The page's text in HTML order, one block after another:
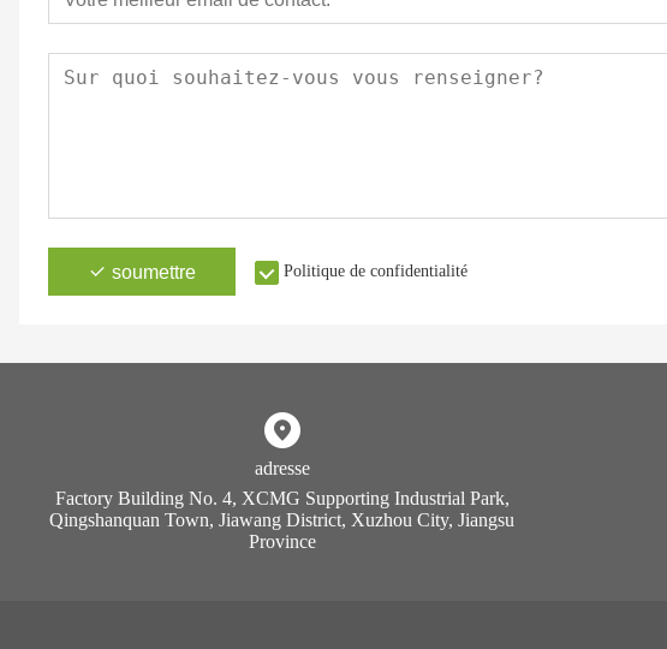
soumettre Politique de confidentialité
adresse
Factory Building No. 4, XCMG Supporting Industrial Park,
Qingshanquan Town, Jiawang District, Xuzhou City, Jiangsu
Province